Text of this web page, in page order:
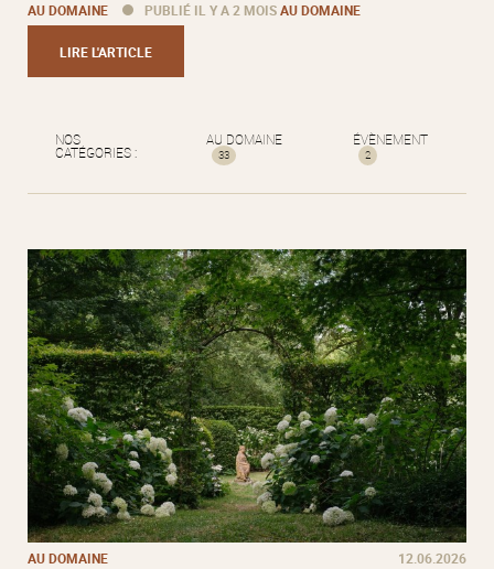
AU DOMAINE PUBLIÉ IL Y A 2 MOISAU DOMAINE
LIRE L'ARTICLE
NOS
CATÉGORIES :
AU DOMAINE
33
ÉVÈNEMENT
2
AU DOMAINE 12.06.2026